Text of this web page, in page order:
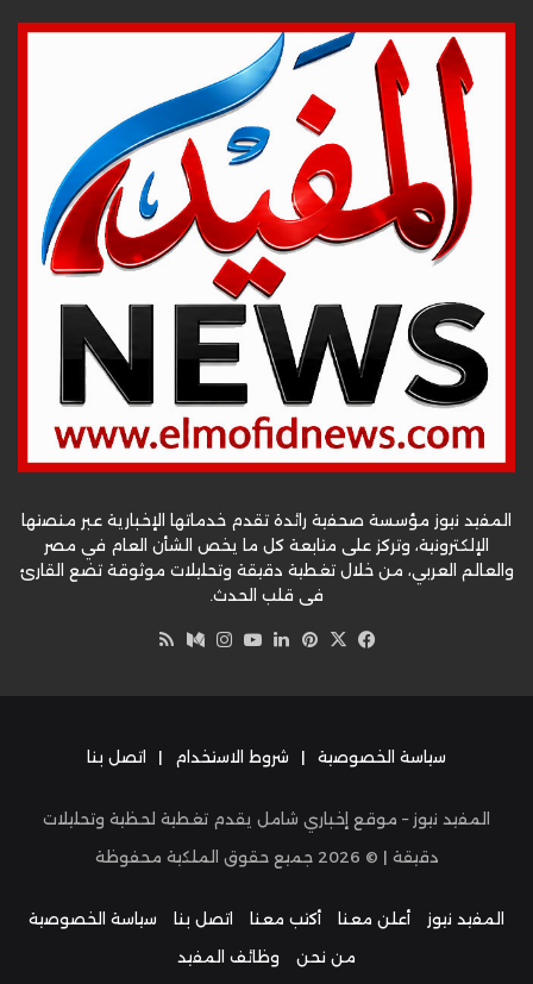
المفيد نيوز مؤسسة صحفية رائدة تقدم خدماتها الإخبارية عبر منصتها
الإلكترونية، وتركز على متابعة كل ما يخص الشأن العام في مصر
والعالم العربي، من خلال تغطية دقيقة وتحليلات موثوقة تضع القارئ
في قلب الحدث.
فيسبوك
‫X بينتيريست
لينكدإن‫YouTube
انستقرام
وسط
سياسة الخصوصية | شروط الاستخدام | اتصل بنا
المفيد نيوز – موقع إخباري شامل يقدم تغطية لحظية وتحليلات
دقيقة | © 2026 جميع حقوق الملكية محفوظة
المفيد نيوز أعلن معنا أكتب معنا اتصل بنا
سياسة الخصوصية
من نحن
وظائف المفيد